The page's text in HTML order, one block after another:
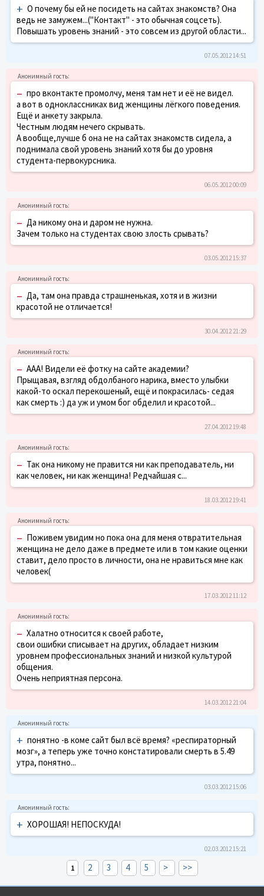
+ О почему бы ей не посидеть на сайтах знакомств? Она
ведь не замужем...("Контакт" - это обычная соцсеть).
Повышать уровень знаний - это совсем из другой области...
07.05.2012 14:51
– про вконтакте промолчу, меня там нет и её не видел.
а вот в одноклассниках вид женщины лёгкого поведения.
Ещё и анкету закрыла.
Честным людям нечего скрывать.
А вообще,лучше б она не на сайтах знакомств сидела, а
поднимала свой уровень знаний хотя бы до уровня
студента-первокурсника.
06.05.2012 00:09
– Да никому она и даром не нужна.
Зачем только на студентах свою злость срывать?
03.05.2012 15:37
– Да, там она правда страшненькая, хотя и в жизни
красотой не отличается!
30.04.2012 21:29
– ААА! Видели её фотку на сайте академии?
Прыщавая, взгляд обдолбаного нарика, вместо улыбки
какой-то оскал перекошеный, ещё и покрасилась- седая
как смерть :) да уж и умом бог обделил и красотой...
27.04.2012 19:48
– Так она никому не правится ни как преподаватель, ни
как человек, ни как женщина! Редчайшая с...
18.03.2012 19:41
– Поживем увидим но пока она для меня отвратительная
женщина не дело даже в предмете или в том какие оценки
ставит, дело просто в личности, она не нравиться мне как
человек(
17.03.2012 11:12
– Халатно относится к своей работе,
свои ошибки списывает на других, обладает низким
уровнем профессиональных знаний и низкой культурой
общения.
Очень неприятная персона.
14.03.2012 21:04
+ понятно -в коме сайт был всё время? «респираторный
мозг», а теперь уже точно констатировали смерть в 5.49
утра, понятно...
03.03.2012 15:06
+ ХОРОШАЯ! НЕПОСКУДА!
02.03.2012 15:21
1 2 3 4 5 > >>